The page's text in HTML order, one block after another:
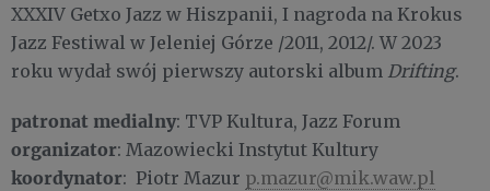
XXXIV Getxo Jazz w Hiszpanii, I nagroda na Krokus
Jazz Festiwal w Jeleniej Górze /2011, 2012/. W 2023
roku wydał swój pierwszy autorski album Drifting.
patronat medialny: TVP Kultura, Jazz Forum
organizator: Mazowiecki Instytut Kultury
koordynator: Piotr Mazur p.mazur@mik.waw.pl